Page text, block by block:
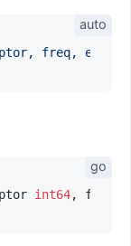
freq,
int64, freq